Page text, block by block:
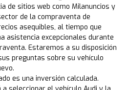
de sitios web como Milanuncios y
de la compraventa de
asequibles, al tiempo que
asistencia excepcionales durante
Estaremos a su disposición
preguntas sobre su vehículo
es una inversión calculada.